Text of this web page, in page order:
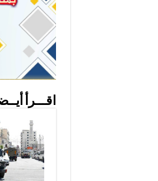
اقـــرأ